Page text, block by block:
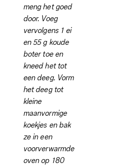
meng het goed
door. Voeg
vervolgens 1 ei
en 55 g koude
boter toe en
kneed het tot
een deeg. Vorm
het deeg tot
kleine
maanvormige
koekjes en bak
ze in een
voorverwarmde
oven op 180